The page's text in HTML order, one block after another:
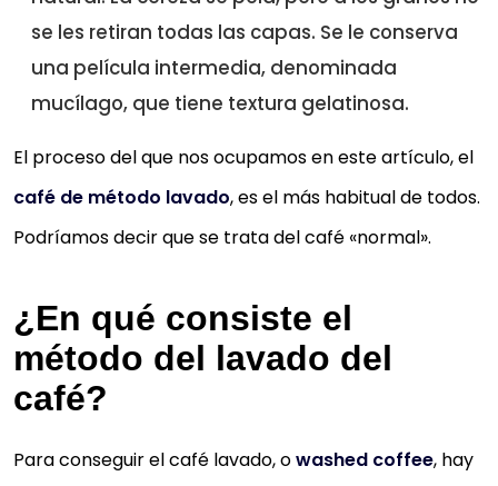
se les retiran todas las capas. Se le conserva
una película intermedia, denominada
mucílago, que tiene textura gelatinosa.
El proceso del que nos ocupamos en este artículo, el
café de método lavado, es el más habitual de todos.
Podríamos decir que se trata del café «normal».
¿En qué consiste el
método del lavado del
café?
Para conseguir el café lavado, owashed coffee, hay